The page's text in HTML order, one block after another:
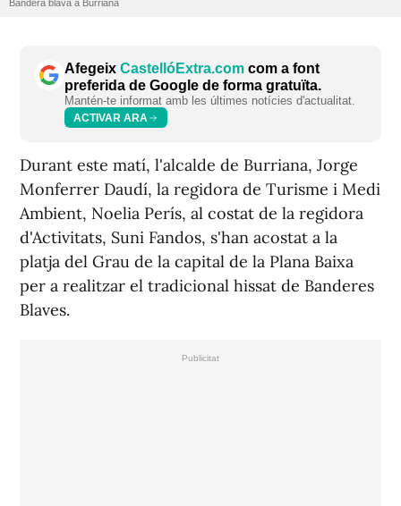
Bandera blava a Burriana
Afegeix CastellóExtra.com com a font
preferida de Google de forma gratuïta.
Mantén-te informat amb les últimes notícies d'actualitat.
ACTIVAR ARA
Durant este matí, l'alcalde de Burriana, Jorge
Monferrer Daudí, la regidora de Turisme i Medi
Ambient, Noelia Perís, al costat de la regidora
d'Activitats, Suni Fandos, s'han acostat a la
platja del Grau de la capital de la Plana Baixa
per a realitzar el tradicional hissat de Banderes
Blaves.